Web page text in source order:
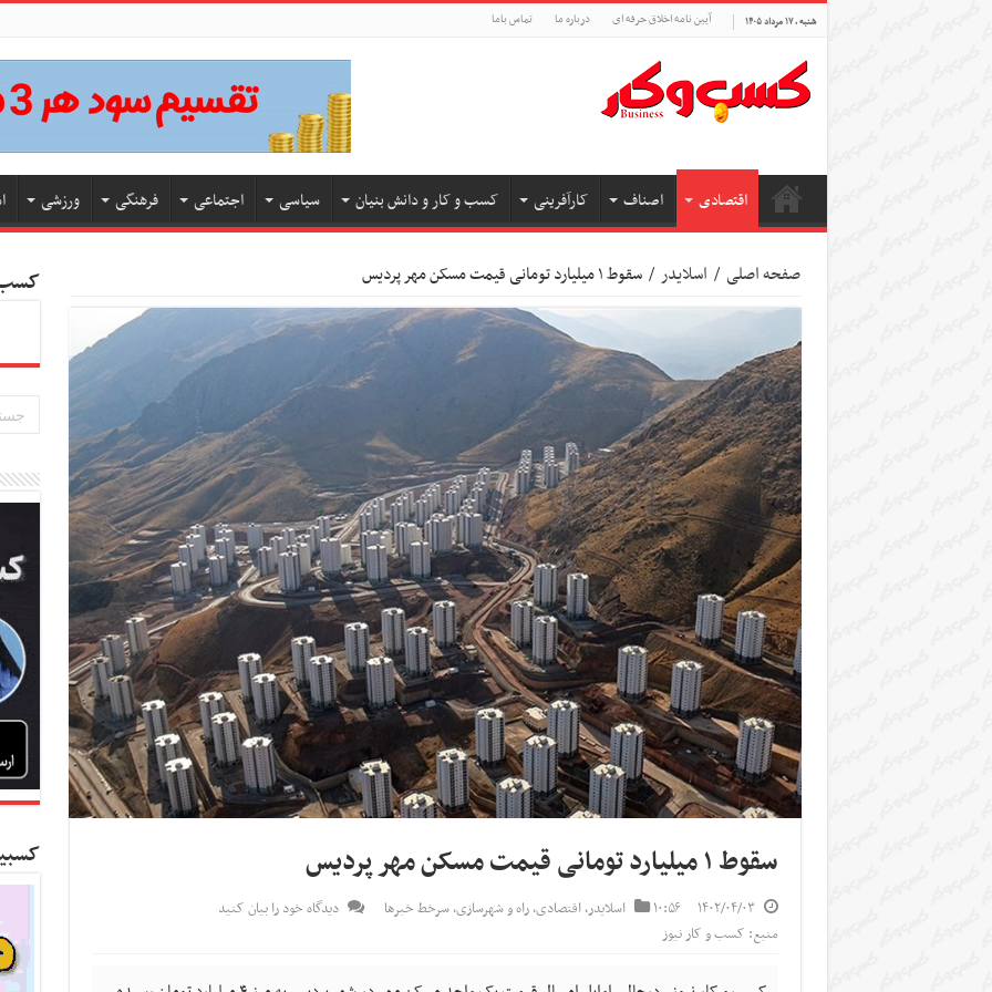
شنبه , ۱۷ مرداد ۱۴۰۵ آیین نامه اخلاق حرفه ای درباره ما تماس باما
اقتصادی اصناف کارآفرینی کسب و کار و دانش بنیان سیاسی اجتماعی فرهنگی ورزشی
صفحه اصلی / اسلایدر / سقوط ۱ میلیارد تومانی قیمت مسکن مهر پردیس
سقوط ۱ میلیارد تومانی قیمت مسکن مهر پردیس
۱۴۰۲/۰۴/۰۳ ۱۰:۵۶ اسلایدر,اقتصادی,راه و شهرسازی,سرخط خبرها
دیدگاه خود را بیان کنید
منبع: کسب و کار نیوز
کسب